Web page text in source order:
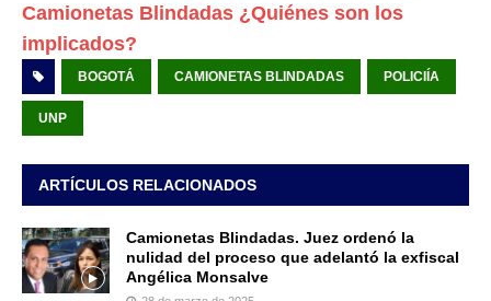
Camionetas Blindadas ¿Quiénes son los
implicados?
BOGOTÁ CAMIONETAS BLINDADAS POLICIÍA
UNP
ARTÍCULOS RELACIONADOS
Camionetas Blindadas. Juez ordenó la
nulidad del proceso que adelantó la exfiscal
Angélica Monsalve